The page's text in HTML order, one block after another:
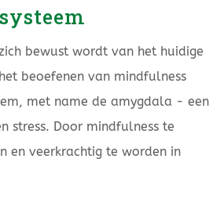
bewust wordt van het huidige
beoefenen van mindfulness
met name de amygdala - een
stress. Door mindfulness te
en veerkrachtig te worden in